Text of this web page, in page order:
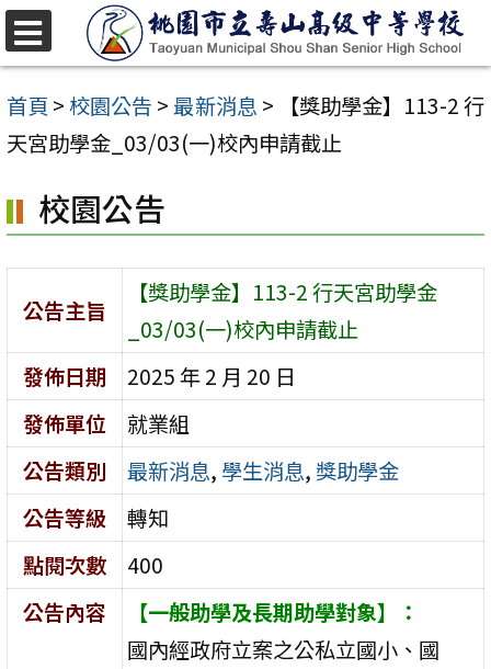
跳
至
主
要
容
區
首頁 >校園公告 >最新消息 >
【獎助學金】113-2 行
天宮助學金_03/03(一)校內申請截止
校園公告
公告主旨
【獎助學金】113-2 行天宮助學金
_03/03(一)校內申請截止
發佈日期
2025 年 2 月 20 日
發佈單位
就業組
公告類別
最新消息, 學生消息, 獎助學金
公告等級
轉知
點閱次數
400
公告內容
【一般助學及長期助學對象】：
國內經政府立案之公私立國小、國
選
單